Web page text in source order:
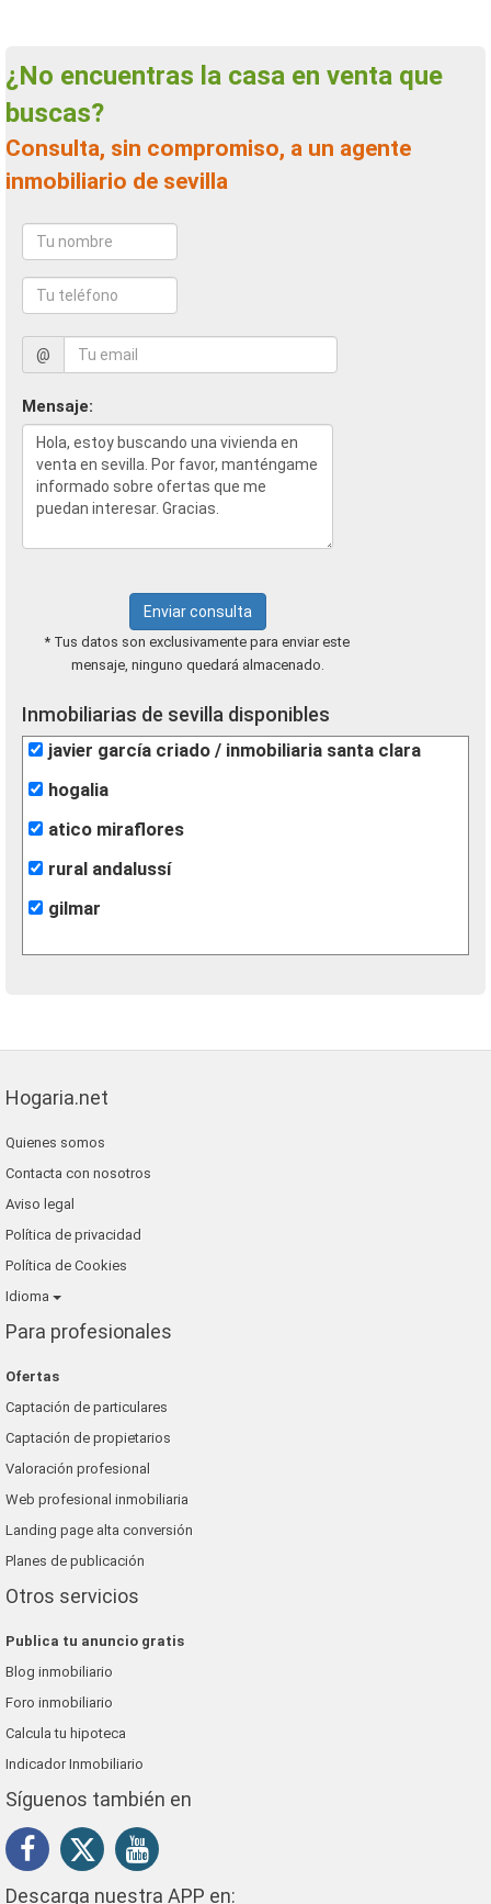
¿No encuentras la casa en venta que
buscas?
Consulta, sin compromiso, a un agente
inmobiliario de sevilla
@
Mensaje:
Enviar consulta
* Tus datos son exclusivamente para enviar este
mensaje, ninguno quedará almacenado.
Inmobiliarias de sevilla disponibles
javier garcía criado / inmobiliaria santa clara
hogalia
atico miraflores
rural andalussí
gilmar
Hogaria.net
Quienes somos
Contacta con nosotros
Aviso legal
Política de privacidad
Política de Cookies
Idioma
Para profesionales
Ofertas
Captación de particulares
Captación de propietarios
Valoración profesional
Web profesional inmobiliaria
Landing page alta conversión
Planes de publicación
Otros servicios
Publica tu anuncio gratis
Blog inmobiliario
Foro inmobiliario
Calcula tu hipoteca
Indicador Inmobiliario
Síguenos también en
Descarga nuestra APP en: